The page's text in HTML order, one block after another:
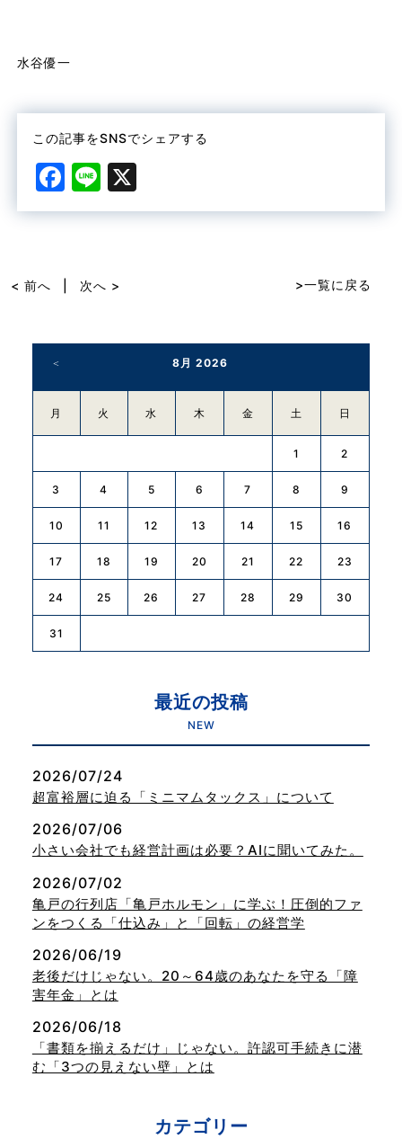
水谷優一
この記事をSNSでシェアする
F
a
b
o
Li
n
>一覧に戻る
< 前へ 次へ >
8月 2026
月 火 水 木 金 土 日
1 2
3 4 5 6 7 8 9
10 11 12 13 14 15 16
17 18 19 20 21 22 23
24 25 26 27 28 29 30
31
最近の投稿
NEW
2026/07/24
超富裕層に迫る「ミニマムタックス」について
2026/07/06
小さい会社でも経営計画は必要？AIに聞いてみた。
2026/07/02
亀戸の行列店「亀戸ホルモン」に学ぶ！圧倒的ファ
ンをつくる「仕込み」と「回転」の経営学
2026/06/19
老後だけじゃない。20～64歳のあなたを守る「障
害年金」とは
2026/06/18
「書類を揃えるだけ」じゃない。許認可手続きに潜
む「3つの見えない壁」とは
カテゴリー